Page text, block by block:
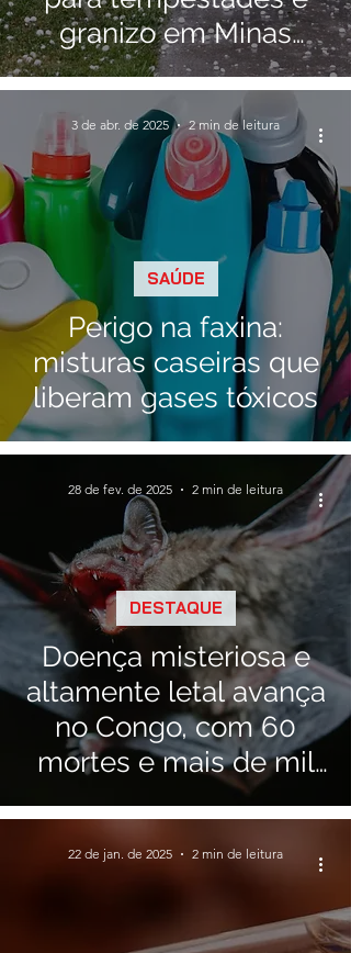
granizo em Minas
Gerais
Perigo na faxina:
misturas caseiras que
liberam gases tóxicos
SAÚDE
3 de abr. de 2025 2 min de leitura
Doença misteriosa e
altamente letal avança
no Congo, com 60
mortes e mais de mil
infectados
DESTAQUE
28 de fev. de 2025 2 min de leitura
22 de jan. de 2025 2 min de leitura